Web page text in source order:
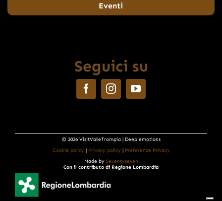
Eventi
Seguici su
© 2026 VisitValleTrompia | Deep emotions
Cookie policy
Privacy policy
Preferenze Privacy
Made by Seventyseven
Con il contributo di Regione Lombardia